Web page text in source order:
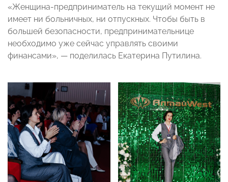
«Женщина-предприниматель на текущий момент не
имеет ни больничных, ни отпускных. Чтобы быть в
большей безопасности, предпринимательнице
необходимо уже сейчас управлять своими
финансами», — поделилась Екатерина Путилина.